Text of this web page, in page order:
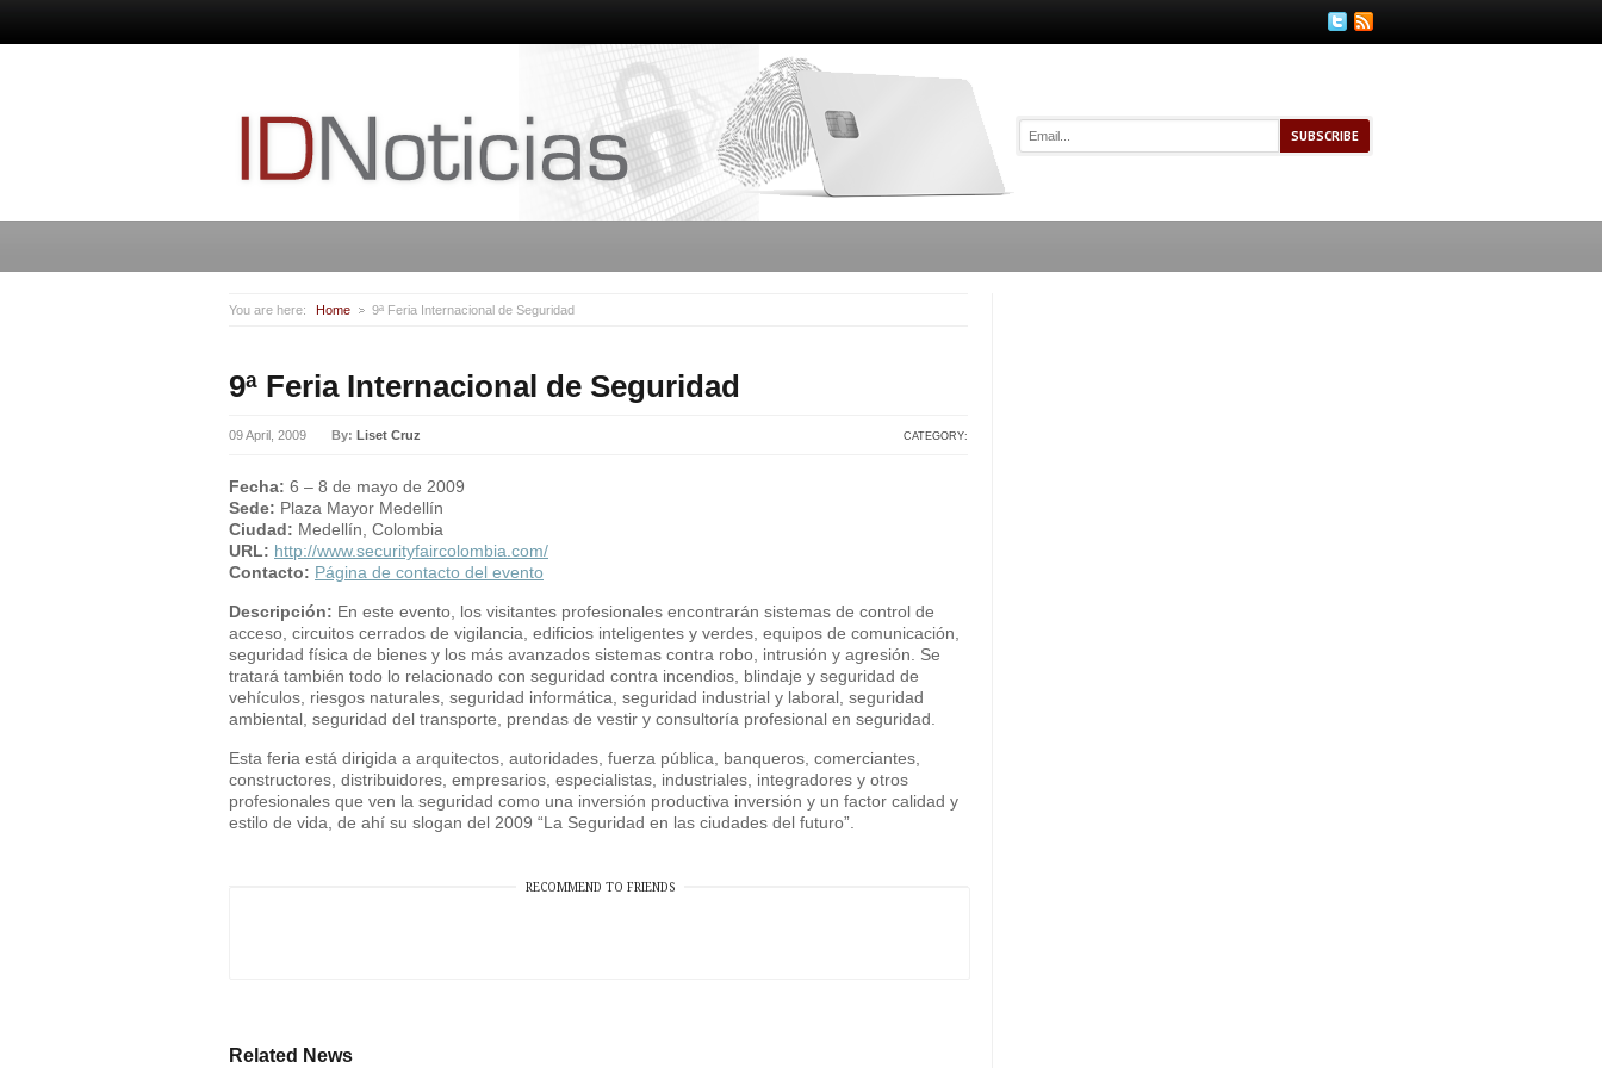
You are here: Home 9ª Feria Internacional de Seguridad
9ª Feria Internacional de Seguridad
09 April, 2009 By: Liset Cruz CATEGORY:
Fecha: 6 – 8 de mayo de 2009
Sede: Plaza Mayor Medellín
Ciudad: Medellín, Colombia
URL: http://www.securityfaircolombia.com/
Contacto: Página de contacto del evento
Descripción: En este evento, los visitantes profesionales encontrarán sistemas de control de
acceso, circuitos cerrados de vigilancia, edificios inteligentes y verdes, equipos de comunicación,
seguridad física de bienes y los más avanzados sistemas contra robo, intrusión y agresión. Se
tratará también todo lo relacionado con seguridad contra incendios, blindaje y seguridad de
vehículos, riesgos naturales, seguridad informática, seguridad industrial y laboral, seguridad
ambiental, seguridad del transporte, prendas de vestir y consultoría profesional en seguridad.
Esta feria está dirigida a arquitectos, autoridades, fuerza pública, banqueros, comerciantes,
constructores, distribuidores, empresarios, especialistas, industriales, integradores y otros
profesionales que ven la seguridad como una inversión productiva inversión y un factor calidad y
estilo de vida, de ahí su slogan del 2009 “La Seguridad en las ciudades del futuro”.
RECOMMEND TO FRIENDS
Related News